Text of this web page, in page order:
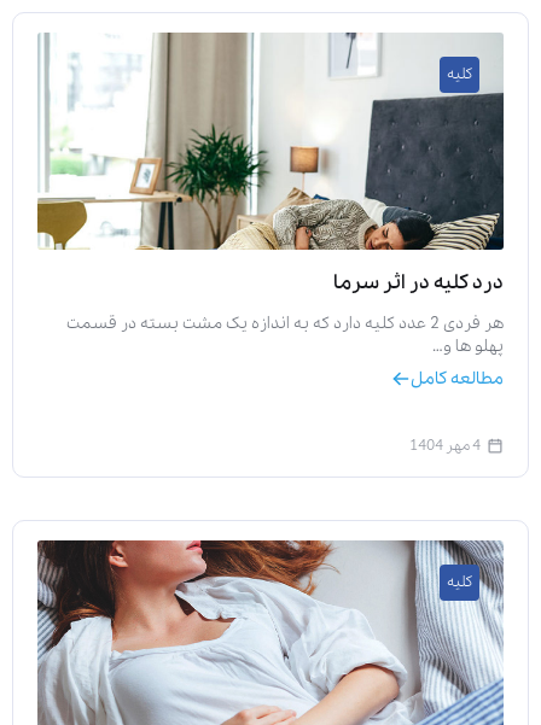
کلیه
درد کلیه در اثر سرما
هر فردی 2 عدد کلیه دارد که به اندازه یک مشت بسته در قسمت
پهلو ها و…
مطالعه کامل
4 مهر 1404
کلیه
ارسال
قدرت گرفته از همیارسیستم